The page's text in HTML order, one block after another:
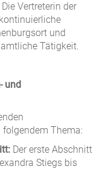
Vertreterin der
und
Tätigkeit.
und
Thema:
Der erste Abschnitt
Stiegs bis